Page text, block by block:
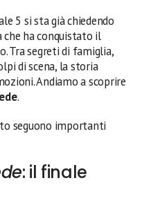
5 si sta già chiedendo
ha conquistato il
Tra segreti di famiglia,
di scena, la storia
Andiamo a scoprire
.
seguono importanti
: il finale